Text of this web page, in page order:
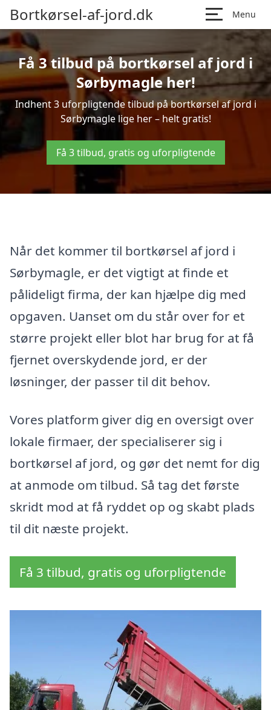
Bortkørsel-af-jord.dk Menu
Få 3 tilbud på bortkørsel af jord i
Sørbymagle her!
Indhent 3 uforpligtende tilbud på bortkørsel af jord i
Sørbymagle lige her – helt gratis!
Få 3 tilbud, gratis og uforpligtende
Når det kommer til bortkørsel af jord i
Sørbymagle, er det vigtigt at finde et
pålideligt firma, der kan hjælpe dig med
opgaven. Uanset om du står over for et
større projekt eller blot har brug for at få
fjernet overskydende jord, er der
løsninger, der passer til dit behov.
Vores platform giver dig en oversigt over
lokale firmaer, der specialiserer sig i
bortkørsel af jord, og gør det nemt for dig
at anmode om tilbud. Så tag det første
skridt mod at få ryddet op og skabt plads
til dit næste projekt.
Få 3 tilbud, gratis og uforpligtende